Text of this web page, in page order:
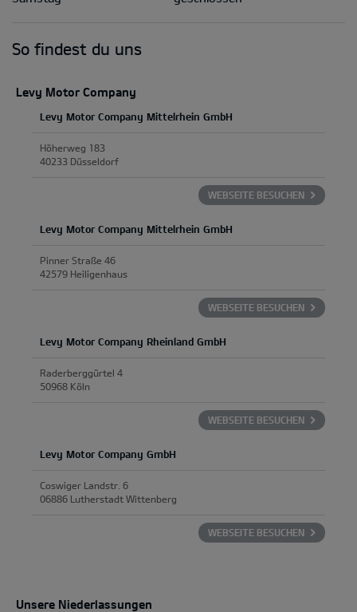
So findest du uns
Levy Motor Company
Levy Motor Company Mittelrhein GmbH
Höherweg 183
40233 Düsseldorf
WEBSEITE BESUCHEN
Levy Motor Company Mittelrhein GmbH
Pinner Straße 46
42579 Heiligenhaus
WEBSEITE BESUCHEN
Levy Motor Company Rheinland GmbH
Raderberggürtel 4
50968 Köln
WEBSEITE BESUCHEN
Levy Motor Company GmbH
Coswiger Landstr. 6
06886 Lutherstadt Wittenberg
WEBSEITE BESUCHEN
Unsere Niederlassungen